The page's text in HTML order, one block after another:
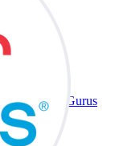
CarGurus